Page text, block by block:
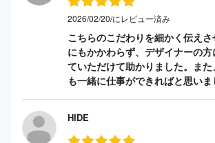
2026/02/20/にレビュー済み
こちらのこだわりを細かく伝え
にもかかわらず、デザイナーの
ていただけて助かりました。ま
も一緒に仕事ができればと思いま
HIDE